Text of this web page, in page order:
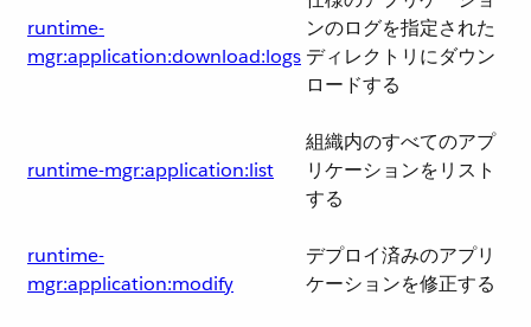
runtime-
mgr:application:download:logs
ンのログを指定された
ディレクトリにダウン
ロードする
runtime-mgr:application:list
組織内のすべてのアプ
リケーションをリスト
する
runtime-
mgr:application:modify
デプロイ済みのアプリ
ケーションを修正する